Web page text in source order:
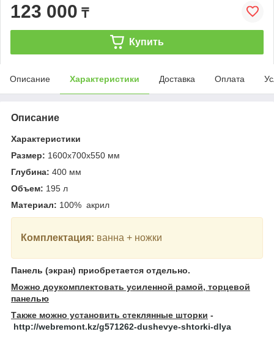
123 000 ₸
Купить
Описание Характеристики Доставка Оплата
Описание
Характеристики
Размер: 1600x700x550 мм
Глубина: 400 мм
Объем: 195 л
Материал: 100% акрил
Комплектация: ванна + ножки
Панель (экран) приобретается отдельно.
Можно доукомплектовать усиленной рамой, торцевой
панелью
Также можно установить стеклянные шторки -
http://webremont.kz/g571262-dushevye-shtorki-dlya